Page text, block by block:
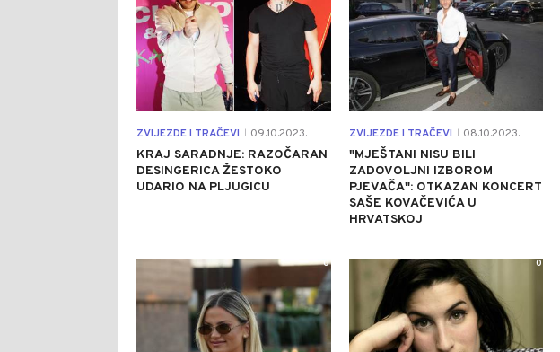
ZVIJEZDE I TRAČEVI 09.10.2023.
KRAJ SARADNJE: RAZOČARAN
DESINGERICA ŽESTOKO
UDARIO NA PLJUGICU
ZVIJEZDE I TRAČEVI 08.10.2023.
"MJEŠTANI NISU BILI
ZADOVOLJNI IZBOROM
PJEVAČA": OTKAZAN KONCERT
SAŠE KOVAČEVIĆA U
HRVATSKOJ
0 0